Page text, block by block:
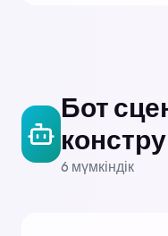
Бот
6 мүмкіндік